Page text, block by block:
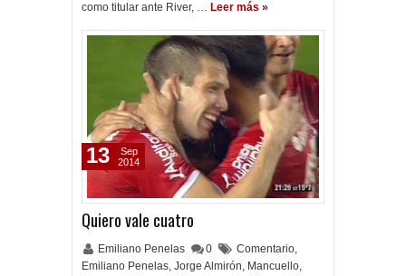
como titular ante River, … Leer más »
Quiero vale cuatro
Emiliano Penelas 0 Comentario,
Emiliano Penelas, Jorge Almirón, Mancuello,
13
Sep
2014